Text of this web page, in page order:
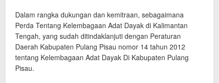
Dalam rangka dukungan dan kemitraan, sebagaimana
Perda Tentang Kelembagaan Adat Dayak di Kalimantan
Tengah, yang sudah ditindaklanjuti dengan Peraturan
Daerah Kabupaten Pulang Pisau nomor 14 tahun 2012
tentang Kelembagaan Adat Dayak Di Kabupaten Pulang
Pisau.